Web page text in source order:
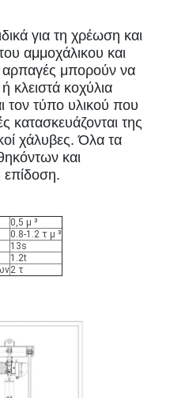
για τη χρέωση και
αμμοχάλικου και
μπορούν να
κλειστά κοχύλια
τον τύπο υλικού που
κατασκευάζονται της
χάλυβες. Όλα τα
και
επίδοση.
0,5 μ ³
0.8-1.2 τ μ ³
13s
1.2t
2 τ